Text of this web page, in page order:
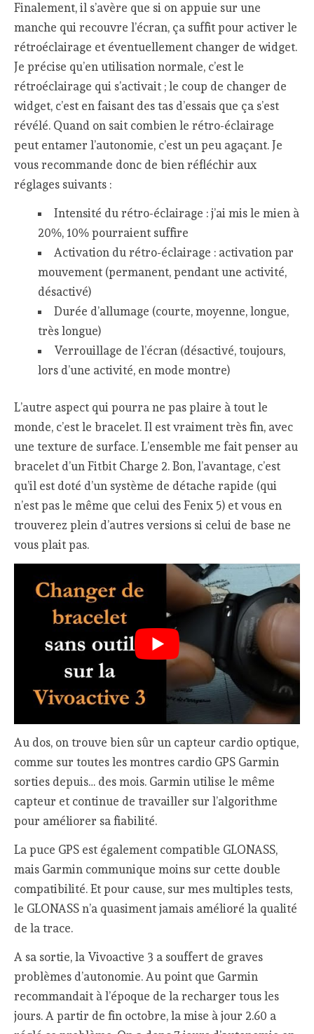
Finalement, il s’avère que si on appuie sur une
manche qui recouvre l’écran, ça suffit pour activer le
rétroéclairage et éventuellement changer de widget.
Je précise qu’en utilisation normale, c’est le
rétroéclairage qui s’activait ; le coup de changer de
widget, c’est en faisant des tas d’essais que ça s’est
révélé. Quand on sait combien le rétro-éclairage
peut entamer l’autonomie, c’est un peu agaçant. Je
vous recommande donc de bien réfléchir aux
réglages suivants :
Intensité du rétro-éclairage : j’ai mis le mien à
20%, 10% pourraient suffire
Activation du rétro-éclairage : activation par
mouvement (permanent, pendant une activité,
désactivé)
Durée d’allumage (courte, moyenne, longue,
très longue)
Verrouillage de l’écran (désactivé, toujours,
lors d’une activité, en mode montre)
L’autre aspect qui pourra ne pas plaire à tout le
monde, c’est le bracelet. Il est vraiment très fin, avec
une texture de surface. L’ensemble me fait penser au
bracelet d’un Fitbit Charge 2. Bon, l’avantage, c’est
qu’il est doté d’un système de détache rapide (qui
n’est pas le même que celui des Fenix 5) et vous en
trouverez plein d’autres versions si celui de base ne
vous plait pas.
Au dos, on trouve bien sûr un capteur cardio optique,
comme sur toutes les montres cardio GPS Garmin
sorties depuis… des mois. Garmin utilise le même
capteur et continue de travailler sur l’algorithme
pour améliorer sa fiabilité.
La puce GPS est également compatible GLONASS,
mais Garmin communique moins sur cette double
compatibilité. Et pour cause, sur mes multiples tests,
le GLONASS n’a quasiment jamais amélioré la qualité
de la trace.
A sa sortie, la Vivoactive 3 a souffert de graves
problèmes d’autonomie. Au point que Garmin
recommandait à l’époque de la recharger tous les
jours. A partir de fin octobre, la mise à jour 2.60 a